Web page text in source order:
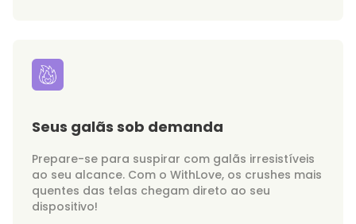
Seus galãs sob demanda
Prepare-se para suspirar com galãs irresistíveis
ao seu alcance. Com o WithLove, os crushes mais
quentes das telas chegam direto ao seu
dispositivo!